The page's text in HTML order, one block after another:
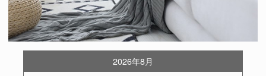
2026年8月